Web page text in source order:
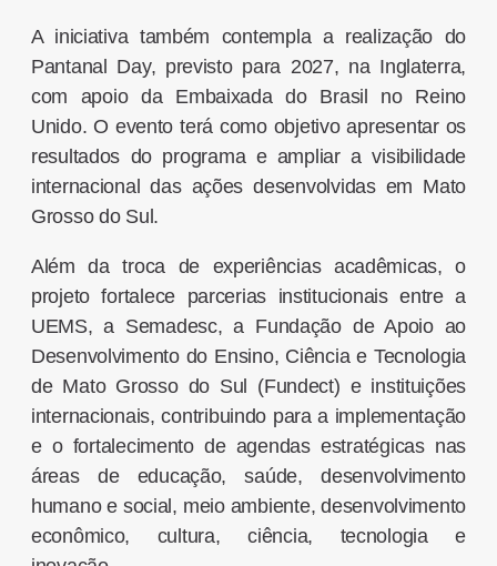
A iniciativa também contempla a realização do
Pantanal Day, previsto para 2027, na Inglaterra,
com apoio da Embaixada do Brasil no Reino
Unido. O evento terá como objetivo apresentar os
resultados do programa e ampliar a visibilidade
internacional das ações desenvolvidas em Mato
Grosso do Sul.
Além da troca de experiências acadêmicas, o
projeto fortalece parcerias institucionais entre a
UEMS, a Semadesc, a Fundação de Apoio ao
Desenvolvimento do Ensino, Ciência e Tecnologia
de Mato Grosso do Sul (Fundect) e instituições
internacionais, contribuindo para a implementação
e o fortalecimento de agendas estratégicas nas
áreas de educação, saúde, desenvolvimento
humano e social, meio ambiente, desenvolvimento
econômico, cultura, ciência, tecnologia e